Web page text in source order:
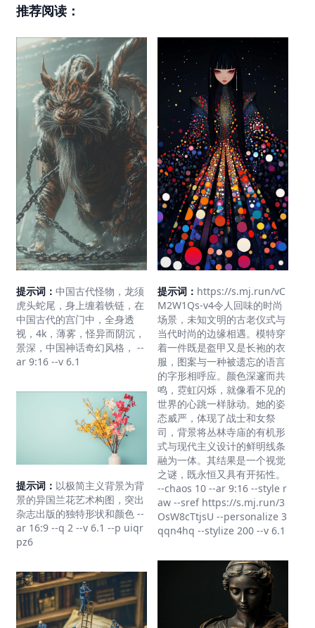
推荐阅读：
提示词： 中国古代怪物，龙须
虎头蛇尾，身上缠着铁链，在
中国古代的宫门中，全身透
视，4k，薄雾，怪异而阴沉，
景深，中国神话奇幻风格， --
ar 9:16 --v 6.1
提示词： 以极简主义背景为背
景的异国兰花艺术构图，突出
杂志出版的独特形状和颜色 --
ar 16:9 --q 2 --v 6.1 --p uiqr
pz6
提示词： https://s.mj.run/vC
M2W1Qs-v4令人回味的时尚
场景，未知文明的古老仪式与
当代时尚的边缘相遇。模特穿
着一件既是盔甲又是长袍的衣
服，图案与一种被遗忘的语言
的字形相呼应。颜色深邃而共
鸣，霓虹闪烁，就像看不见的
世界的心跳一样脉动。她的姿
态威严，体现了战士和女祭
司，背景将丛林寺庙的有机形
式与现代主义设计的鲜明线条
融为一体。其结果是一个视觉
之谜，既永恒又具有开拓性。
--chaos 10 --ar 9:16 --style r
aw --sref https://s.mj.run/3
OsW8cTtjsU --personalize 3
qqn4hq --stylize 200 --v 6.1